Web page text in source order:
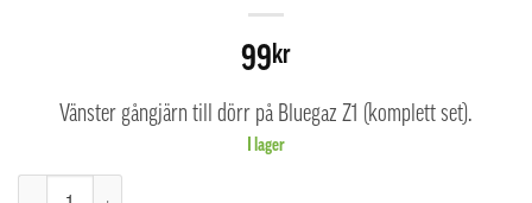
99kr
Vänster gångjärn till dörr på Bluegaz Z1 (komplett set).
I lager
Bluegaz Z1 Gångjärn vänster mängd